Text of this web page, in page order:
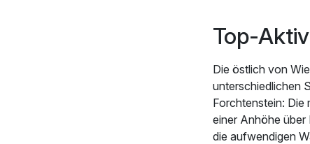
Top-
Die östlich von
unterschiedlichen
Forchtenstein: Die
einer Anhöhe über
die aufwendigen